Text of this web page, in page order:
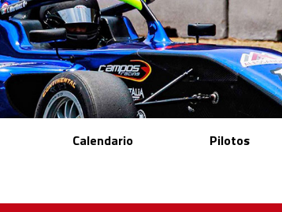
Calendario Pilotos